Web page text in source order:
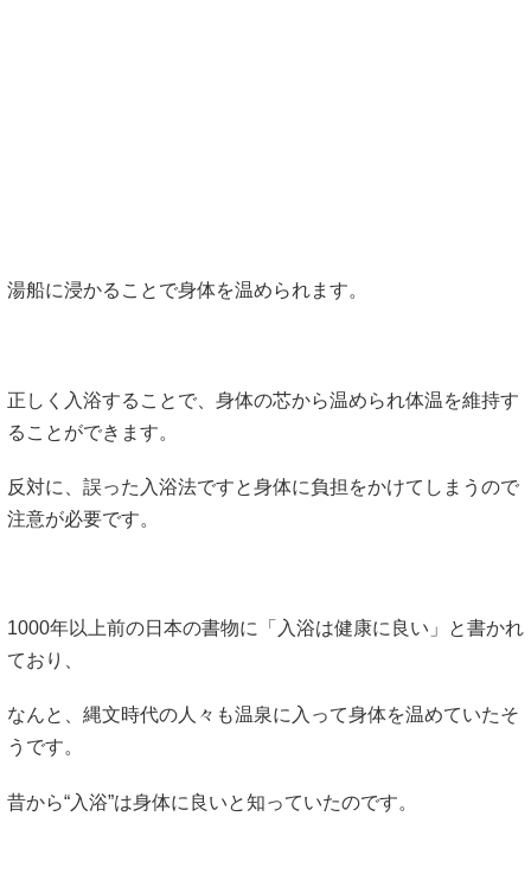
湯船に浸かることで身体を温められます。
正しく入浴することで、身体の芯から温められ体温を維持す
ることができます。
反対に、誤った入浴法ですと身体に負担をかけてしまうので
注意が必要です。
1000年以上前の日本の書物に「入浴は健康に良い」と書かれ
ており、
なんと、縄文時代の人々も温泉に入って身体を温めていたそ
うです。
昔から“入浴”は身体に良いと知っていたのです。